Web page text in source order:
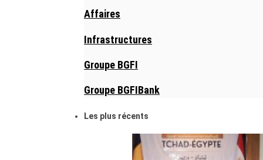
Affaires
Infrastructures
Groupe BGFI
Groupe BGFIBank
Les plus récents